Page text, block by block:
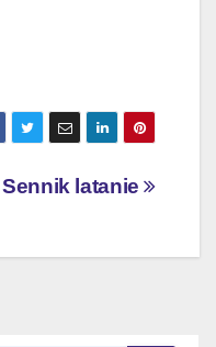
Sennik latanie